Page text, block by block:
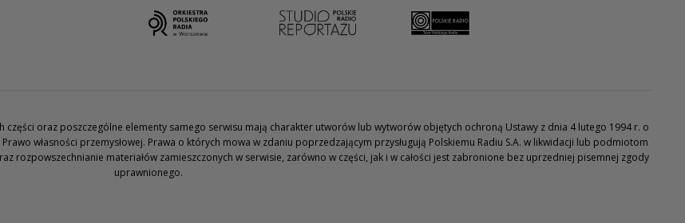
części oraz poszczególne elementy samego serwisu mają charakter utworów lub wytworów objętych ochroną Ustawy z dnia 4 lutego 1994 r. o
własności przemysłowej. Prawa o których mowa w zdaniu poprzedzającym przysługują Polskiemu Radiu S.A. w likwidacji lub podmiotom
rozpowszechnianie materiałów zamieszczonych w serwisie, zarówno w części, jak i w całości jest zabronione bez uprzedniej pisemnej zgody
uprawnionego.